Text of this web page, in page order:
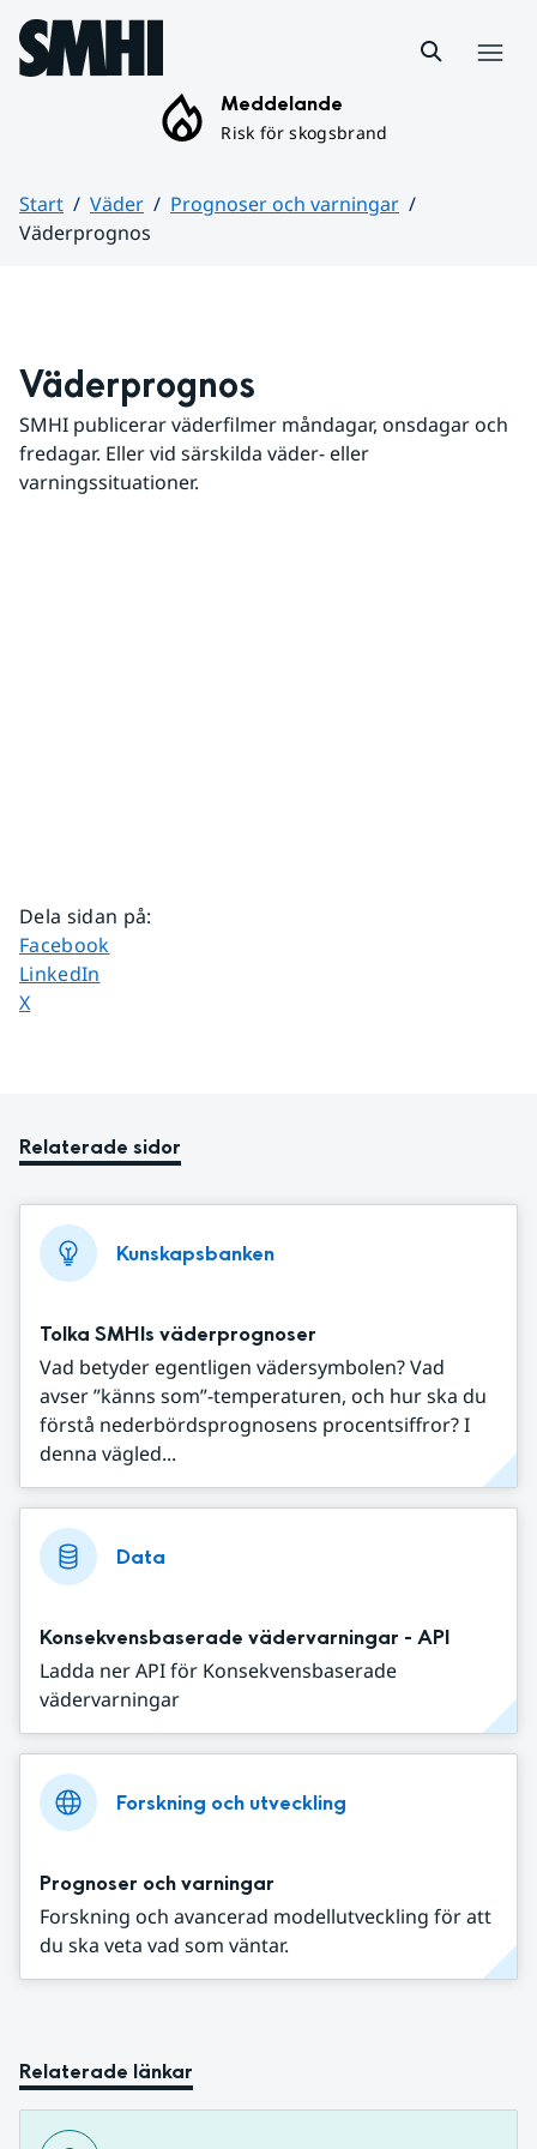
Hoppa till sidans innehåll
Meddelande
Risk för skogsbrand
Start Väder
Prognoser och varningar
Väderprognos
Väderprognos
SMHI publicerar väderfilmer måndagar, onsdagar och
fredagar. Eller vid särskilda väder- eller
varningssituationer.
Dela sidan på:
Dela sidan på
Facebook
Dela sidan på
LinkedIn
Dela sidan på
X
Relaterade sidor
Kunskapsbanken
Tolka SMHIs väderprognoser
Vad betyder egentligen vädersymbolen? Vad
avser ”känns som”-temperaturen, och hur ska du
förstå nederbördsprognosens procentsiffror? I
denna vägled...
Data
Konsekvensbaserade vädervarningar - API
Ladda ner API för Konsekvensbaserade
vädervarningar
Forskning och utveckling
Prognoser och varningar
Forskning och avancerad modellutveckling för att
du ska veta vad som väntar.
Relaterade länkar